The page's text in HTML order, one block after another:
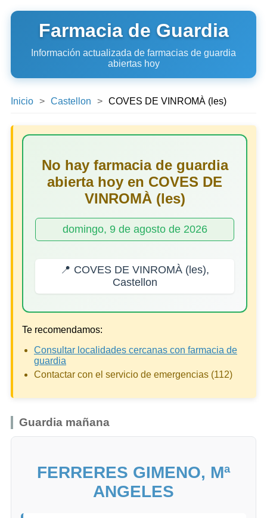
Farmacia de Guardia
Información actualizada de farmacias de guardia
abiertas hoy
Inicio Castellon COVES DE VINROMÀ (les)
No hay farmacia de guardia
abierta hoy en COVES DE
VINROMÀ (les)
domingo, 9 de agosto de 2026
📍 COVES DE VINROMÀ (les),
Castellon
Te recomendamos:
Consultar localidades cercanas con farmacia de
guardia
Contactar con el servicio de emergencias (112)
Guardia mañana
FERRERES GIMENO, Mª
ANGELES